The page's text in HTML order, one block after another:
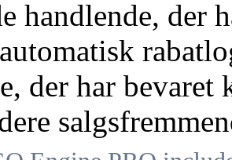
handlende, der
der har